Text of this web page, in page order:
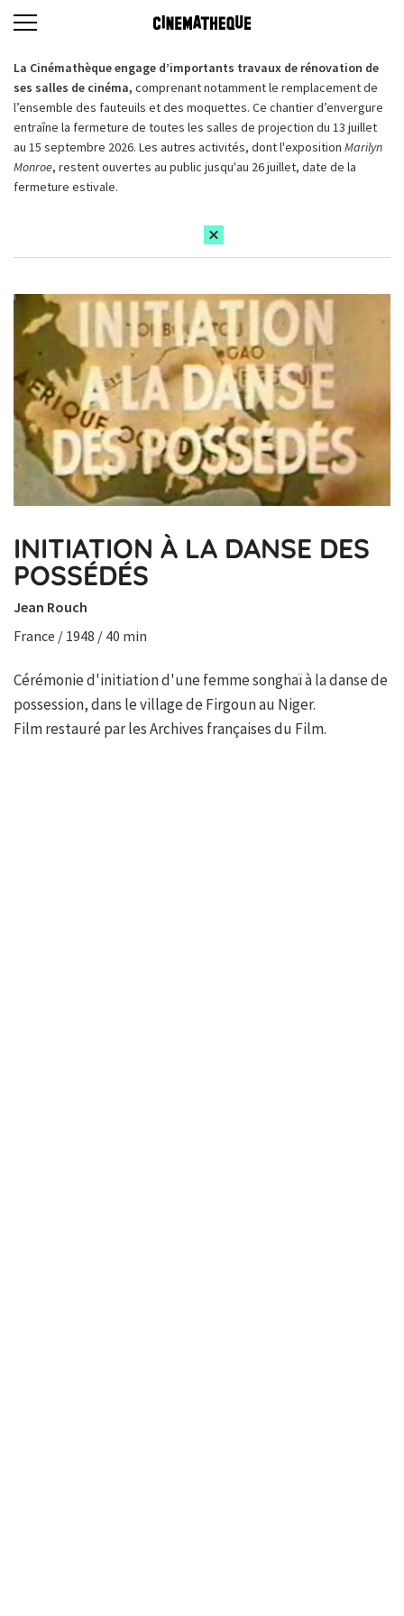
La Cinémathèque engage d’importants travaux de rénovation de
ses salles de cinéma, comprenant notamment le remplacement de
l’ensemble des fauteuils et des moquettes. Ce chantier d’envergure
entraîne la fermeture de toutes les salles de projection du 13 juillet
au 15 septembre 2026. Les autres activités, dont l'exposition Marilyn
Monroe, restent ouvertes au public jusqu'au 26 juillet, date de la
fermeture estivale.
INITIATION À LA DANSE DES
POSSÉDÉS
Jean Rouch
France / 1948 / 40 min
Cérémonie d'initiation d'une femme songhaï à la danse de
possession, dans le village de Firgoun au Niger.
Film restauré par les Archives françaises du Film.